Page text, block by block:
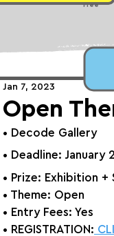
Free
Open
Jan 7, 2023
• Decode Gallery
• Deadline: January
• Prize: Exhibition +
• Theme: Open
• Entry Fees: Yes
• REGISTRATION: